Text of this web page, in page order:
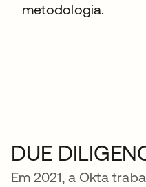
metodologia.
DUE
Em 2021, a Okta